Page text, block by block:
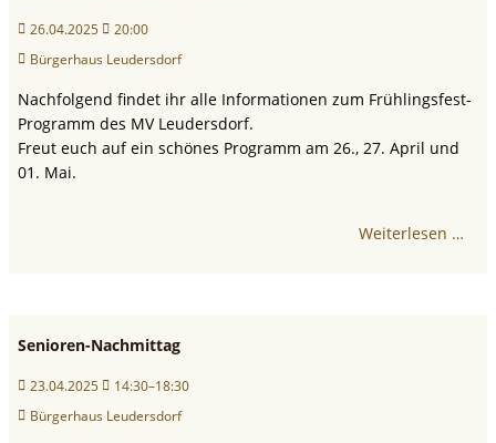
26.04.2025
20:00
Bürgerhaus Leudersdorf
Nachfolgend findet ihr alle Informationen zum Frühlingsfest-
Programm des MV Leudersdorf.
Freut euch auf ein schönes Programm am 26., 27. April und
01. Mai.
Weiterlesen …
Senioren-Nachmittag
23.04.2025
14:30–18:30
Bürgerhaus Leudersdorf